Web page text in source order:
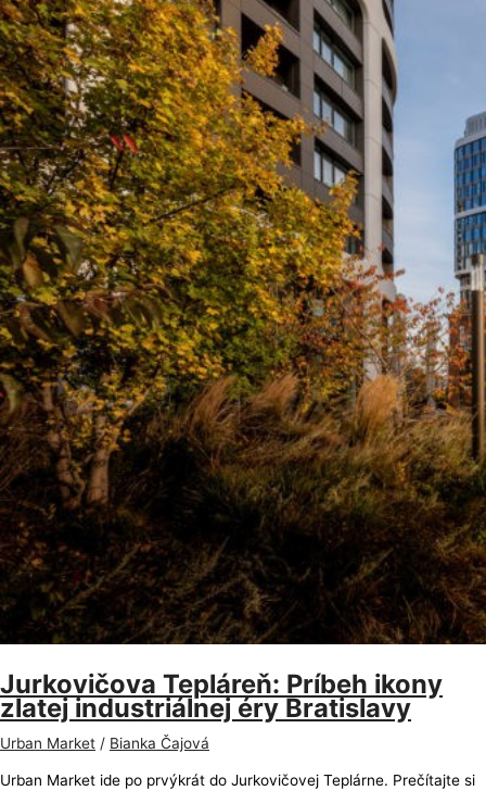
Jurkovičova Tepláreň: Príbeh ikony
zlatej industriálnej éry Bratislavy
Urban Market / Bianka Čajová
Urban Market ide po prvýkrát do Jurkovičovej Teplárne. Prečítajte si